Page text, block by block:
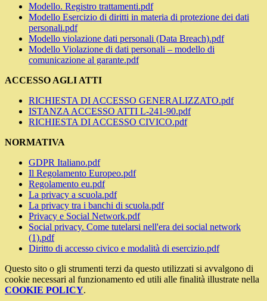
Modello. Registro trattamenti.pdf
Modello Esercizio di diritti in materia di protezione dei dati
personali.pdf
Modello violazione dati personali (Data Breach).pdf
Modello Violazione di dati personali – modello di
comunicazione al garante.pdf
ACCESSO AGLI ATTI
RICHIESTA DI ACCESSO GENERALIZZATO.pdf
ISTANZA ACCESSO ATTI L-241-90.pdf
RICHIESTA DI ACCESSO CIVICO.pdf
NORMATIVA
GDPR Italiano.pdf
Il Regolamento Europeo.pdf
Regolamento eu.pdf
La privacy a scuola.pdf
La privacy tra i banchi di scuola.pdf
Privacy e Social Network.pdf
Social privacy. Come tutelarsi nell'era dei social network
(1).pdf
Diritto di accesso civico e modalità di esercizio.pdf
Questo sito o gli strumenti terzi da questo utilizzati si avvalgono di
cookie necessari al funzionamento ed utili alle finalità illustrate nella
COOKIE POLICY.